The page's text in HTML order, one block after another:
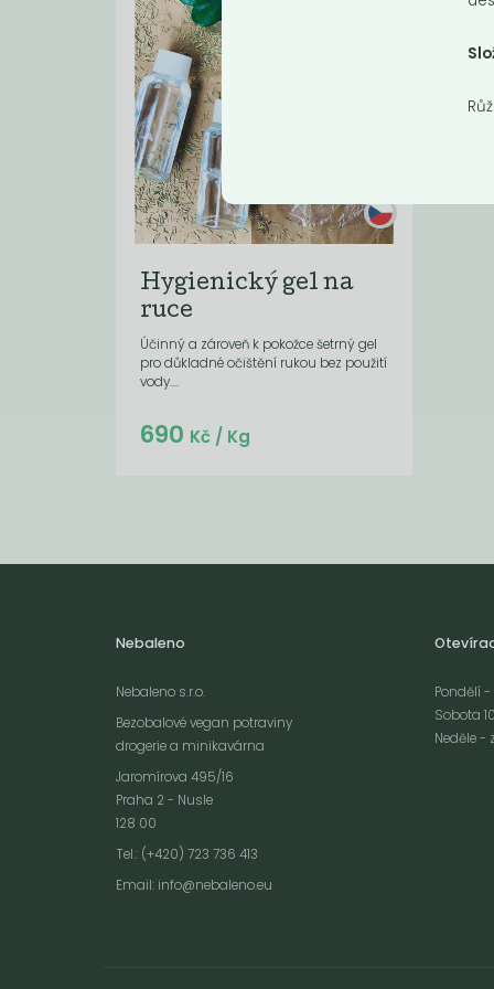
Hygienický gel na
ruce
Účinný a zároveň k pokožce šetrný gel
pro důkladné očištění rukou bez použití
vody....
Do košíku:
690 Kč/ Kg
Nebaleno
Nebaleno s.r.o.
Bezobalové vegan potraviny
drogerie a minikavárna
Jaromírova 495/16
Praha 2 - Nusle
128 00
Tel.: (+420) 723 736 413
Email: info@nebaleno.eu
Pondělí -
Sobota
Neděle -
Webové stránky používají k poskytování služeb, personalizaci reklam a
údajů o vašem chování na webu pro zobrazení cílené reklamy.